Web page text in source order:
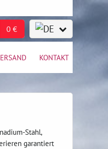
0 €
KONTAKT
Stahl,
garantiert